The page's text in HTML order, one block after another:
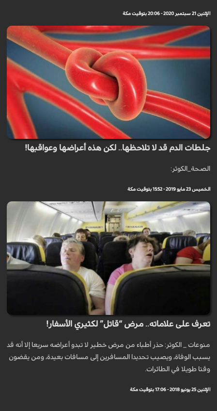
الإثنين 21 سبتمبر 2020 - 20:06 بتوقيت مكة
جلطات الدم قد لا تلاحظها.. لكن هذه أعراضها وعواقبها!
الصحة_الكوثر:
الخميس 23 مايو 2019 - 15:52 بتوقيت مكة
تعرف على علاماته.. مرض “قاتل” لكثيري الأسفار!
منوعات _ الكوثر: حذر أطباء من مرض خطير لا تبدو أعراضه سريعا إلا أنه قد
يسبب الوفاة، ويصيب تحديدا المسافرين إلى مسافات بعيدة، ومن يقضون
وقتا طويلا في الطائرات.
الإثنين 25 يونيو 2018 - 17:06 بتوقيت مكة